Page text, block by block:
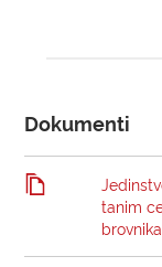
Dokumenti
tanim